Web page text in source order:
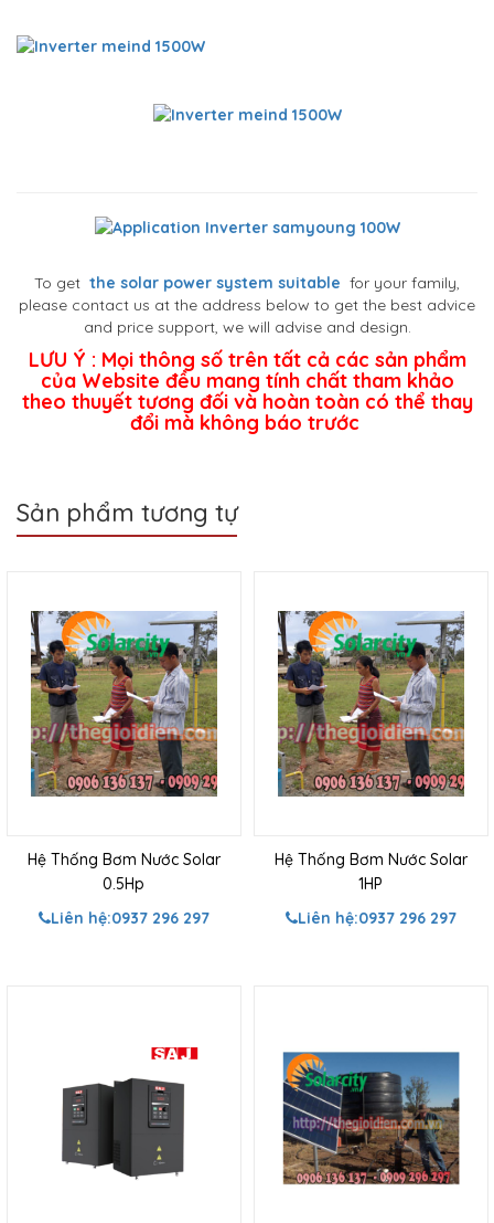
To get the solar power system suitable for your family,
please contact us at the address below to get the best advice
and price support, we will advise and design.
LƯU Ý : Mọi thông số trên tất cả các sản phẩm
của Website đều mang tính chất tham khảo
theo thuyết tương đối và hoàn toàn có thể thay
đổi mà không báo trước
Sản phẩm tương tự
Hệ Thống Bơm Nước Solar
0.5Hp
Liên hệ:0937 296 297
Hệ Thống Bơm Nước Solar
1HP
Liên hệ:0937 296 297